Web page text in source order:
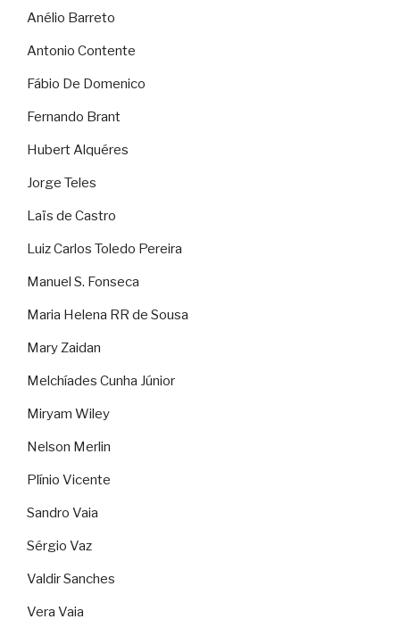
Anélio Barreto
Antonio Contente
Fábio De Domenico
Fernando Brant
Hubert Alquéres
Jorge Teles
Laïs de Castro
Luiz Carlos Toledo Pereira
Manuel S. Fonseca
Maria Helena RR de Sousa
Mary Zaidan
Melchíades Cunha Júnior
Miryam Wiley
Nelson Merlin
Plínio Vicente
Sandro Vaia
Sérgio Vaz
Valdir Sanches
Vera Vaia